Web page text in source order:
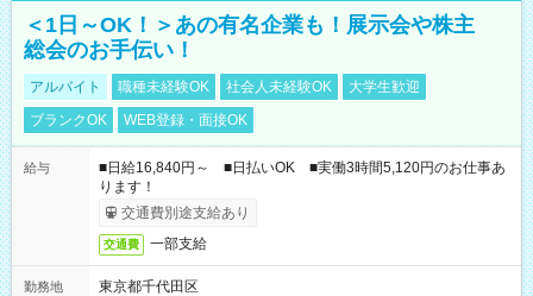
＜1日～OK！＞あの有名企業も！展示会や株主
総会のお手伝い！
アルバイト 職種未経験OK 社会人未経験OK
大学生歓迎
ブランクOK
WEB登録・面接OK
給与
■日給16,840円～ ■日払いOK ■実働3時間5,120円のお仕事あ
ります！
交通費別途支給あり
交通費 一部支給
勤務地
東京都千代田区